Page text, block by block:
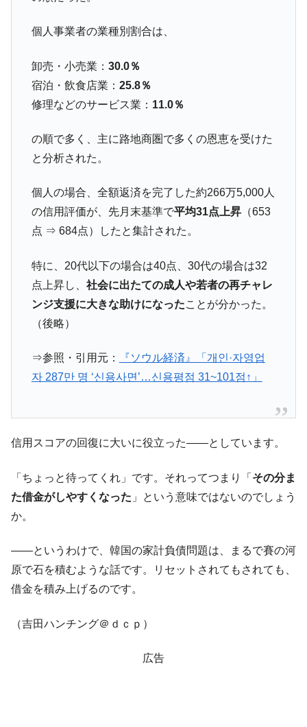
個人事業者の業種別割合は、
卸売・小売業： 30.0％
宿泊・飲食店業： 25.8％
修理などのサービス業： 11.0％
の順で多く、主に路地商圏で多くの恩恵を受けた
と分析された。
個人の場合、全額返済を完了した約266万5,000人
の信用評価が、先月末基準で平均31点上昇（653
点 ⇒ 684点）したと集計された。
特に、20代以下の場合は40点、30代の場合は32
点上昇し、 社会に出たての成人や若者の再チャレ
ンジ支援に大きな助けになったことが分かった。
（後略）
⇒参照・引用元：
『ソウル経済』「개인·자영업
자 287만 명 ‘신용사면’…신용평점 31~101점↑」
信用スコアの回復に大いに役立った――としています。
「ちょっと待ってくれ」です。それってつまり「 その分ま
た借金がしやすくなった 」という意味ではないのでしょう
か。
――というわけで、韓国の家計負債問題は、まるで賽の河
原で石を積むような話です。リセットされてもされても、
借金を積み上げるのです。
（吉田ハンチング＠ｄｃｐ）
広告